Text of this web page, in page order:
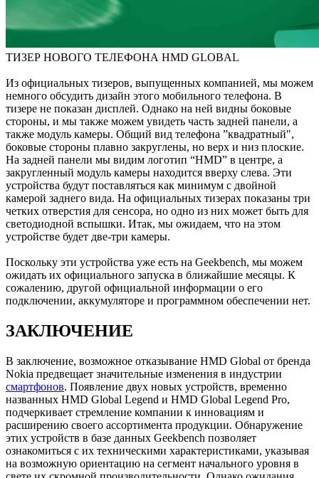
ТИЗЕР НОВОГО ТЕЛЕФОНА HMD GLOBAL
Из официальных тизеров, выпущенных компанией, мы можем
немного обсудить дизайн этого мобильного телефона. В
тизере не показан дисплей. Однако на ней видны боковые
стороны, и мы также можем увидеть часть задней панели, а
также модуль камеры. Общий вид телефона ”квадратный",
боковые стороны плавно закруглены, но верх и низ плоские.
На задней панели мы видим логотип “HMD” в центре, а
закругленный модуль камеры находится вверху слева. Эти
устройства будут поставляться как минимум с двойной
камерой заднего вида. На официальных тизерах показаны три
четких отверстия для сенсора, но одно из них может быть для
светодиодной вспышки. Итак, мы ожидаем, что на этом
устройстве будет две-три камеры.
Поскольку эти устройства уже есть на Geekbench, мы можем
ожидать их официального запуска в ближайшие месяцы. К
сожалению, другой официальной информации о его
подключении, аккумуляторе и программном обеспечении нет.
ЗАКЛЮЧЕНИЕ
В заключение, возможное отказывание HMD Global от бренда
Nokia предвещает значительные изменения в индустрии
смартфонов. Появление двух новых устройств, временно
названных HMD Global Legend и HMD Global Legend Pro,
подчеркивает стремление компании к инновациям и
расширению своего ассортимента продукции. Обнаружение
этих устройств в базе данных Geekbench позволяет
ознакомиться с их техническими характеристиками, указывая
на возможную ориентацию на сегмент начального уровня в